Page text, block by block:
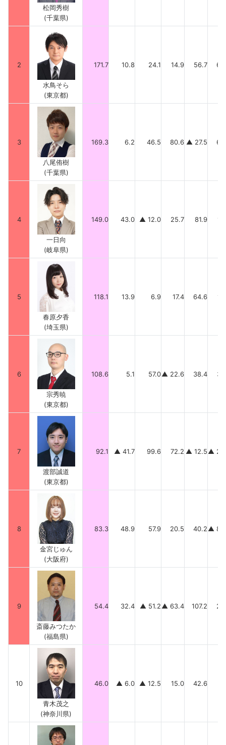
松岡秀樹
(千葉県)
2
水鳥そら
(東京都)
171.7 10.8 24.1 14.9 56.7
3
八尾侑樹
(千葉県)
169.3 6.2 46.5 80.6 ▲ 27.5
4
一日向
(岐阜県)
149.0 43.0 ▲ 12.0 25.7 81.9
5
春原夕香
(埼玉県)
118.1 13.9 6.9 17.4 64.6
6
宗秀暁
(東京都)
108.6 5.1 57.0▲ 22.6 38.4
7
渡部誠道
(東京都)
92.1 ▲ 41.7 99.6 72.2 ▲ 12.5▲
8
金宮じゅん
(大阪府)
83.3 48.9 57.9 20.5 40.2▲
9
斎藤みつたか
(福島県)
54.4 32.4 ▲ 51.2▲ 63.4 107.2
10
青木茂之
(神奈川県)
46.0 ▲ 6.0 ▲ 12.5 15.0 42.6